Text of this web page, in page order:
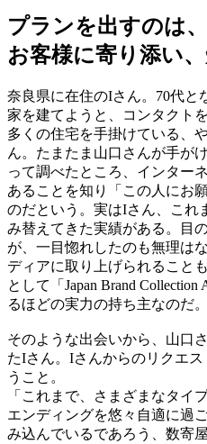
プランを出すのは
お客様に寄り添い
奈良県に在住のIさん。70代と
家を建てようと、コンタクト
多くの住宅を手掛けている、
ん。たまたま山口さんが手が
って調べたところ、インター
あることを知り「この人にお
のだという。実はIさん、これ
み替えてきた実績がある。目
が、一目惚れしたのも無理は
ディアに取り上げられること
として「Japan Brand
るほどの実力の持ち主なのだ。
そのような出会いから、山口
たIさん。Iさんからのリクエ
うこと。
「これまで、さまざまなタイ
エンディングを悠々自適に過
み込んでいるであろう、数寄